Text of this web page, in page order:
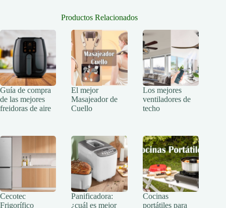
Productos Relacionados
Guía de compra
de las mejores
freidoras de aire
El mejor
Masajeador de
Cuello
Los mejores
ventiladores de
techo
Cecotec
Frigorífico
Panificadora:
¿cuál es mejor
Cocinas
portátiles para